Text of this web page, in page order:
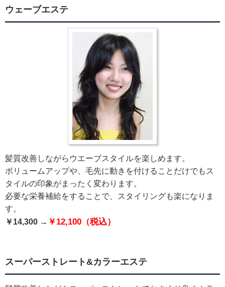
ウェーブエステ
髪質改善しながらウエーブスタイルを楽しめます。
ボリュームアップや、毛先に動きを付けることだけでもス
タイルの印象がまったく変わります。
必要な栄養補給をすることで、スタイリングも楽になりま
す。
￥14,300 → ￥12,100（税込）
スーパーストレート&カラーエステ